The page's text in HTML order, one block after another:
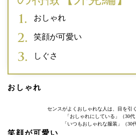
おしゃれ
笑顔が可愛い
しぐさ
おしゃれ
センスがよくおしゃれな人は、目を引
「おしゃれにしている」（30代
「いつもおしゃれな服装」（30
笑顔が可愛い